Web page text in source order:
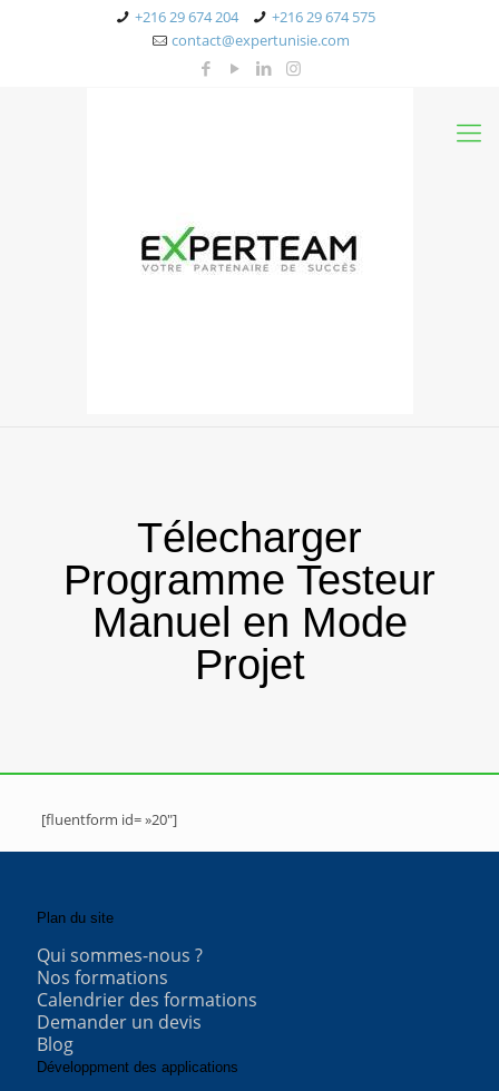
+216 29 674 204
+216 29 674 575
contact@expertunisie.com
Télecharger
Programme Testeur
Manuel en Mode
Projet
[fluentform id= »20″]
Plan du site
Qui sommes-nous ?
Nos formations
Calendrier des formations
Demander un devis
Blog
Développment des applications